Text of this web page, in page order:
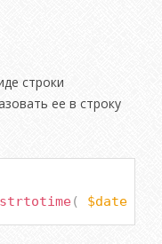
строки
ее в строку
strtotime( $date